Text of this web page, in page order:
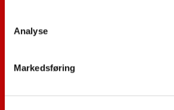
Analyse
Markedsføring